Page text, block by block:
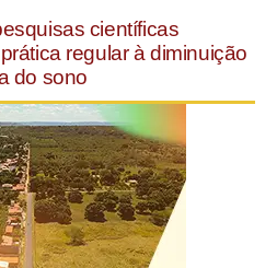
científicas
regular à diminuição
do sono